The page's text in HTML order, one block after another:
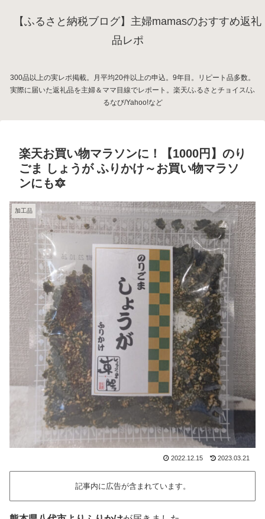
【ふるさと納税ブログ】主婦mamasのおすすめ返礼
品レポ
300品以上の実レポ掲載。月平均20件以上の申込。9年目。リピート品多数。
実際に届いた返礼品を主婦＆ママ目線でレポート。楽天/ふるさとチョイス/ふ
るなび/Yahoo!など
楽天お買い物マラソンに！【1000円】のり
ごま しょうが ふりかけ～お買い物マラソ
ンにも🔯
加工品
2022.12.15 2023.03.21
記事内に広告が含まれています。